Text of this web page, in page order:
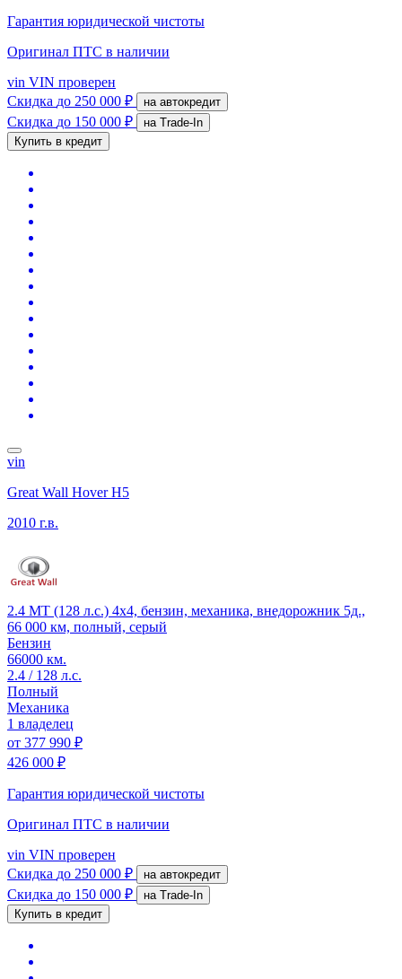
Гарантия юридической чистоты
Оригинал ПТС в наличии
vin VIN проверен
Скидка до 250 000 ₽ на автокредит
Скидка до 150 000 ₽
на Trade-In
Купить в кредит
vin
Great Wall Hover H5
2010 г.в.
2.4 MT (128 л.с.) 4x4, бензин, механика, внедорожник 5д.,
66 000 км, полный, серый
Бензин
66000 км.
2.4 / 128 л.с.
Полный
Механика
1 владелец
от 377 990 ₽
426 000 ₽
Гарантия юридической чистоты
Оригинал ПТС в наличии
vin VIN проверен
Скидка до 250 000 ₽ на автокредит
Скидка до 150 000 ₽
на Trade-In
Купить в кредит